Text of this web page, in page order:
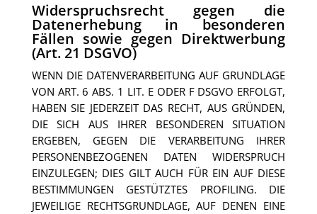
Widerspruchsrecht gegen die
Datenerhebung in besonderen
Fällen sowie gegen Direktwerbung
(Art. 21 DSGVO)
WENN DIE DATENVERARBEITUNG AUF GRUNDLAGE
VON ART. 6 ABS. 1 LIT. E ODER F DSGVO ERFOLGT,
HABEN SIE JEDERZEIT DAS RECHT, AUS GRÜNDEN,
DIE SICH AUS IHRER BESONDEREN SITUATION
ERGEBEN, GEGEN DIE VERARBEITUNG IHRER
PERSONENBEZOGENEN DATEN WIDERSPRUCH
EINZULEGEN; DIES GILT AUCH FÜR EIN AUF DIESE
BESTIMMUNGEN GESTÜTZTES PROFILING. DIE
JEWEILIGE RECHTSGRUNDLAGE, AUF DENEN EINE